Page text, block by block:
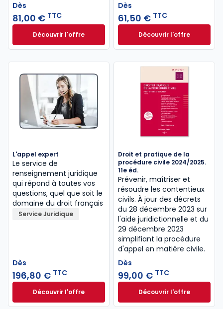
Dès
81,00 € TTC
Découvrir l'offreDroit patrimonial de la famille 2025/2026. 8e éd. à
Dès
Dès
61,50 € TTC
Découvrir l'offreDroit et pratique
Dès
L'appel expert
Le service de
renseignement juridique
qui répond à toutes vos
questions, quel que soit le
domaine du droit français
Service Juridique
Dès
196,80 € TTC
Découvrir l'offreL'appel expert à partir de
Dès
Droit et pratique de la
procédure civile 2024/2025.
11e éd.
Prévenir, maîtriser et
résoudre les contentieux
civils. À jour des décrets
du 28 décembre 2023 sur
l'aide juridictionnelle et du
29 décembre 2023
simplifiant la procédure
d'appel en matière civile.
Dès
99,00 € TTC
Découvrir l'offreDroit et pratique
Dès